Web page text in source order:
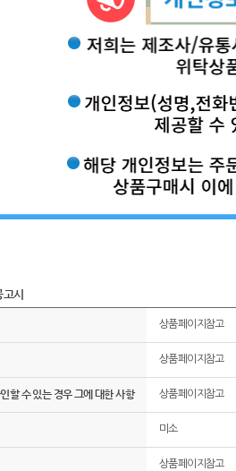
시
상품페이지참고
상품페이지참고
할 수 있는 경우 그에 대한 사항 상품페이지참고
미소
상품페이지참고